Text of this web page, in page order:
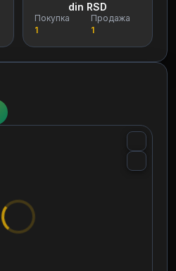
din RSD
Покупка
1
Продажа
1